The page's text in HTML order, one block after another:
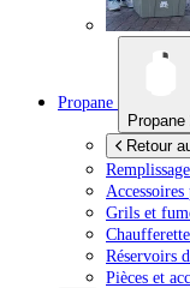
Propane
Propane
Retour
Grils et
Réservoirs
Pièces et